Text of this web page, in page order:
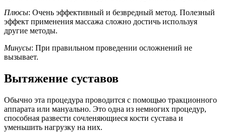
Плюсы: Очень эффективный и безвредный метод. Полезный
эффект применения массажа сложно достичь используя
другие методы.
Минусы: При правильном проведении осложнений не
вызывает.
Вытяжение суставов
Обычно эта процедура проводится с помощью тракционного
аппарата или мануально. Это одна из немногих процедур,
способная развести сочленяющиеся кости сустава и
уменьшить нагрузку на них.